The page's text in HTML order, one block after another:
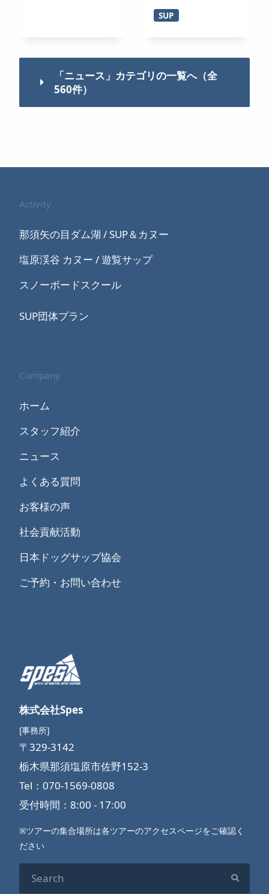
SUP
「ニュース」カテゴリの一覧へ（全
560件）
Activity
那須矢の目ダム湖 / SUP＆カヌー
塩原渓谷 カヌー / 遊覧サップ
スノーボードスクール
SUP団体プラン
Company
ホーム
スタッフ紹介
ニュース
よくある質問
お客様の声
社会貢献活動
日本ドッグサップ協会
ご予約・お問い合わせ
株式会社Spes
[事務所]
〒329-3142
栃木県那須塩原市佐野152-3
Tel：070-1569-0808
受付時間：8:00 - 17:00
※ツアーの集合場所は各ツアーのアクセスページをご確認く
ださい